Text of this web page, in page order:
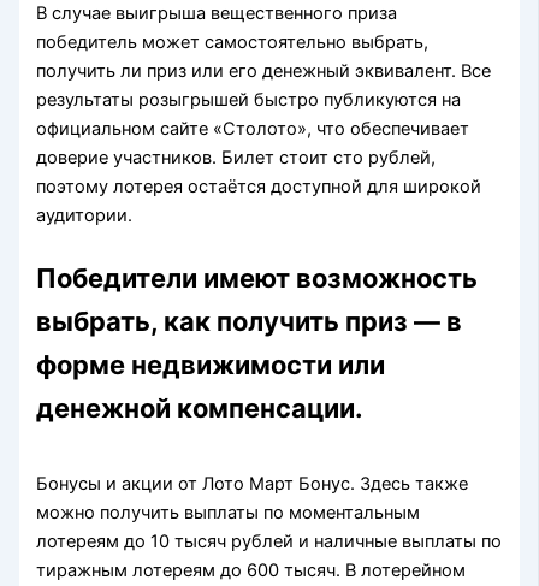
В случае выигрыша вещественного приза
победитель может самостоятельно выбрать,
получить ли приз или его денежный эквивалент. Все
результаты розыгрышей быстро публикуются на
официальном сайте «Столото», что обеспечивает
доверие участников. Билет стоит сто рублей,
поэтому лотерея остаётся доступной для широкой
аудитории.
Победители имеют возможность
выбрать, как получить приз — в
форме недвижимости или
денежной компенсации.
Бонусы и акции от Лото Март Бонус. Здесь также
можно получить выплаты по моментальным
лотереям до 10 тысяч рублей и наличные выплаты по
тиражным лотереям до 600 тысяч. В лотерейном